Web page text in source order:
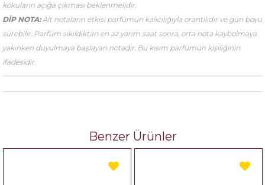
kokuların açığa çıkması beklenmelidir.
DİP NOTA:Alt notaların etkisi parfümün kalıcılığıyla orantılıdır ve gün boyu
sürebilir. Parfüm sıkıldıktan en az yarım saat sonra, orta nota kaybolmaya
yakınken duyulmaya başlayan notadır. Bu kısım parfümün kişiliğinin
ifadesidir.
Benzer Ürünler